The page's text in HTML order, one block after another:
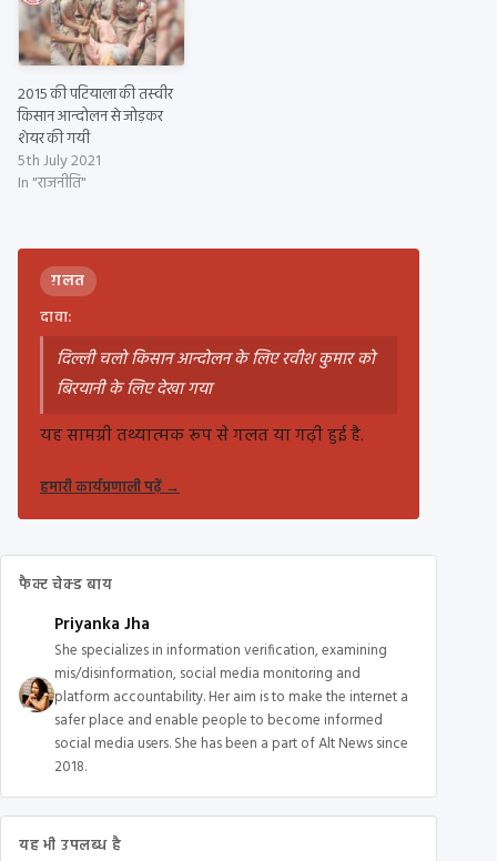
2015 की पटियाला की तस्वीर
किसान आन्दोलन से जोड़कर
शेयर की गयी
5th July 2021
In "राजनीति"
ग़लत
दावा:
दिल्ली चलो किसान आन्दोलन के लिए रवीश कुमार को
बिरयानी के लिए देखा गया
यह सामग्री तथ्यात्मक रूप से गलत या गढ़ी हुई है.
हमारी कार्यप्रणाली पढ़ें→
फैक्ट चेक्ड बाय
Priyanka Jha
She specializes in information verification, examining
mis/disinformation, social media monitoring and
platform accountability. Her aim is to make the internet a
safer place and enable people to become informed
social media users. She has been a part of Alt News since
2018.
यह भी उपलब्ध है